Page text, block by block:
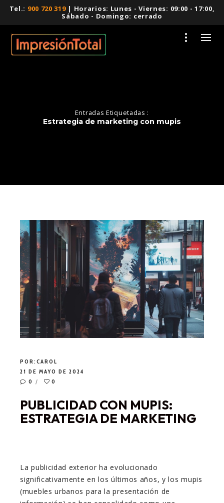
Tel.: 900 720 319| Horarios: Lunes - Viernes: 09:00 - 17:00,
Sábado - Domingo: cerrado
Entradas Etiquetadas :
Estrategia de marketing con mupis
POR:CAROL
21 DE MAYO DE 2024
0
0
PUBLICIDAD CON MUPIS:
ESTRATEGIA DE MARKETING
La publicidad exterior ha evolucionado
significativamente en los últimos años, y los mupis
(muebles urbanos para la presentación de